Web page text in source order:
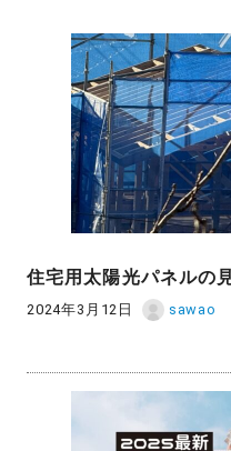
住宅用太陽光パネルの
2024年3月12日 sawao